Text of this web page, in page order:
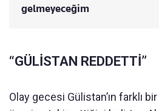
gelmeyeceğim
“GÜLİSTAN REDDETTİ”
Olay gecesi Gülistan’ın farklı